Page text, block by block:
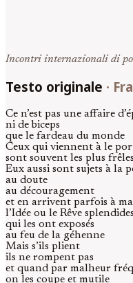
Incontri internazionali di
Testo originale ·
Ce n’est pas une affaire
ni de biceps
que le fardeau du monde
Ceux qui viennent à le
sont souvent les plus frêles
Eux aussi sont sujets à la
au doute
au découragement
et en arrivent parfois à
l’Idée ou le Rêve splendides
qui les ont exposés
au feu de la géhenne
Mais s’ils plient
ils ne rompent pas
et quand par malheur
on les coupe et mutile